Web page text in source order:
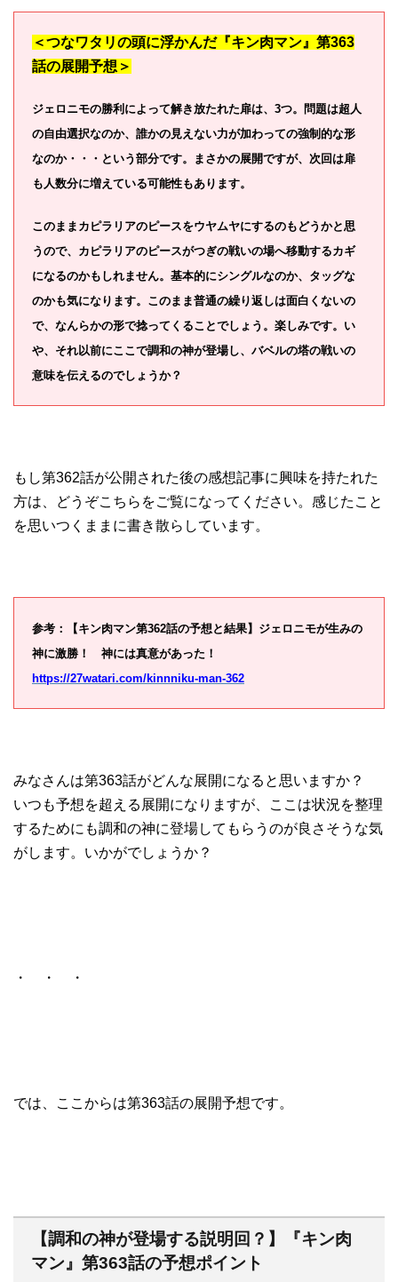
＜つなワタリの頭に浮かんだ『キン肉マン』第363
話の展開予想＞
ジェロニモの勝利によって解き放たれた扉は、3つ。問題は超人
の自由選択なのか、誰かの見えない力が加わっての強制的な形
なのか・・・という部分です。まさかの展開ですが、次回は扉
も人数分に増えている可能性もあります。
このままカピラリアのピースをウヤムヤにするのもどうかと思
うので、カピラリアのピースがつぎの戦いの場へ移動するカギ
になるのかもしれません。基本的にシングルなのか、タッグな
のかも気になります。このまま普通の繰り返しは面白くないの
で、なんらかの形で捻ってくることでしょう。楽しみです。い
や、それ以前にここで調和の神が登場し、バベルの塔の戦いの
意味を伝えるのでしょうか？
もし第362話が公開された後の感想記事に興味を持たれた
方は、どうぞこちらをご覧になってください。感じたこと
を思いつくままに書き散らしています。
参考：【キン肉マン第362話の予想と結果】ジェロニモが生みの
神に激勝！ 神には真意があった！
https://27watari.com/kinnniku-man-362
みなさんは第363話がどんな展開になると思いますか？
いつも予想を超える展開になりますが、ここは状況を整理
するためにも調和の神に登場してもらうのが良さそうな気
がします。いかがでしょうか？
・ ・ ・
では、ここからは第363話の展開予想です。
【調和の神が登場する説明回？】『キン肉
マン』第363話の予想ポイント